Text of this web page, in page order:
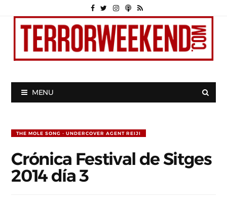
MENU
THE MOLE SONG - UNDERCOVER AGENT REIJI
Crónica Festival de Sitges
2014 día 3